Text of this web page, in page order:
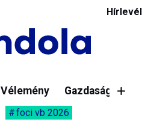
Hírlevél
Vélemény Gazdaság
foci vb 2026